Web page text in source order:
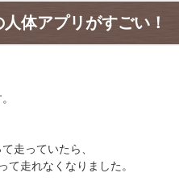
人体アプリがすごい！
走っていたら、
て走れなくなりました。